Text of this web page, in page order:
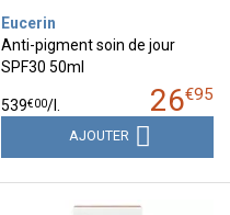
Eucerin
Anti-pigment soin de jour
SPF30 50ml
26€95
539€00/
AJOUTER